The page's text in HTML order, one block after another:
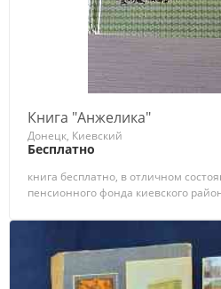
Книга "Анжелика"
Донецк, Киевский
Бесплатно
книга бесплатно, в отличном
пенсионного фонда киевского